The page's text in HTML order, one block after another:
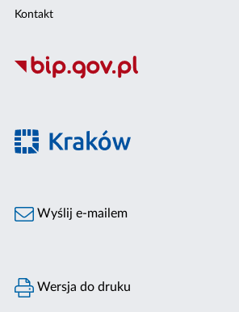
Kontakt
Wyślij e-mailem
Wersja do druku